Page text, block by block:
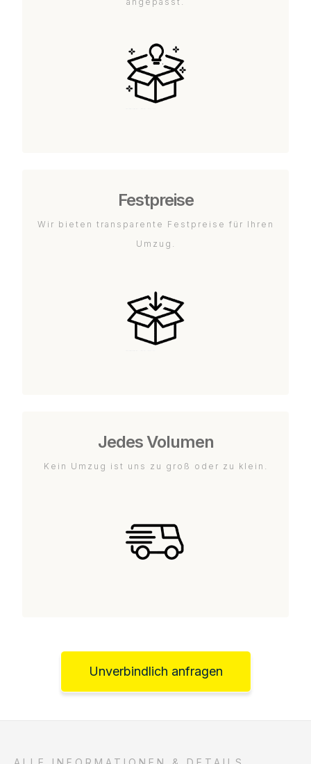
Festpreise
Wir bieten transparente Festpreise für Ihren
Umzug.
Jedes Volumen
Kein Umzug ist uns zu groß oder zu klein.
Unverbindlich anfragen